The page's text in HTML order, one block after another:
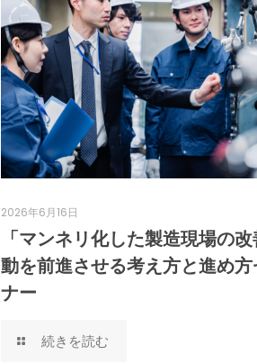
2026年6月16日
「マンネリ化した製造現場の
動を前進させる考え方と進め方
ナー
続きを読む